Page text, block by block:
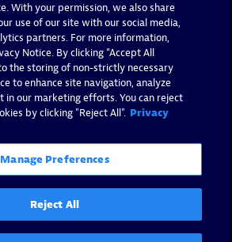
With your permission, we also share
use of our site with our social media,
partners. For more information,
Notice. By clicking “Accept All
the storing of non-strictly necessary
to enhance site navigation, analyze
in our marketing efforts. You can reject
by clicking "Reject All". Privacy
Manage Preferences
Reject All